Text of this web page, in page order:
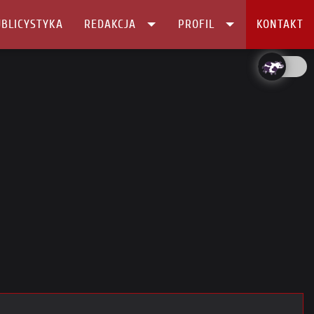
REDAKCJA PROFIL KONTAKT